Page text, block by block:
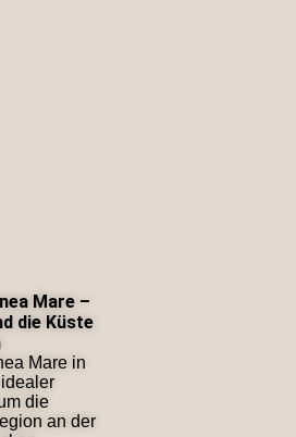
Mare –
die Küste
Mare in
die
an der